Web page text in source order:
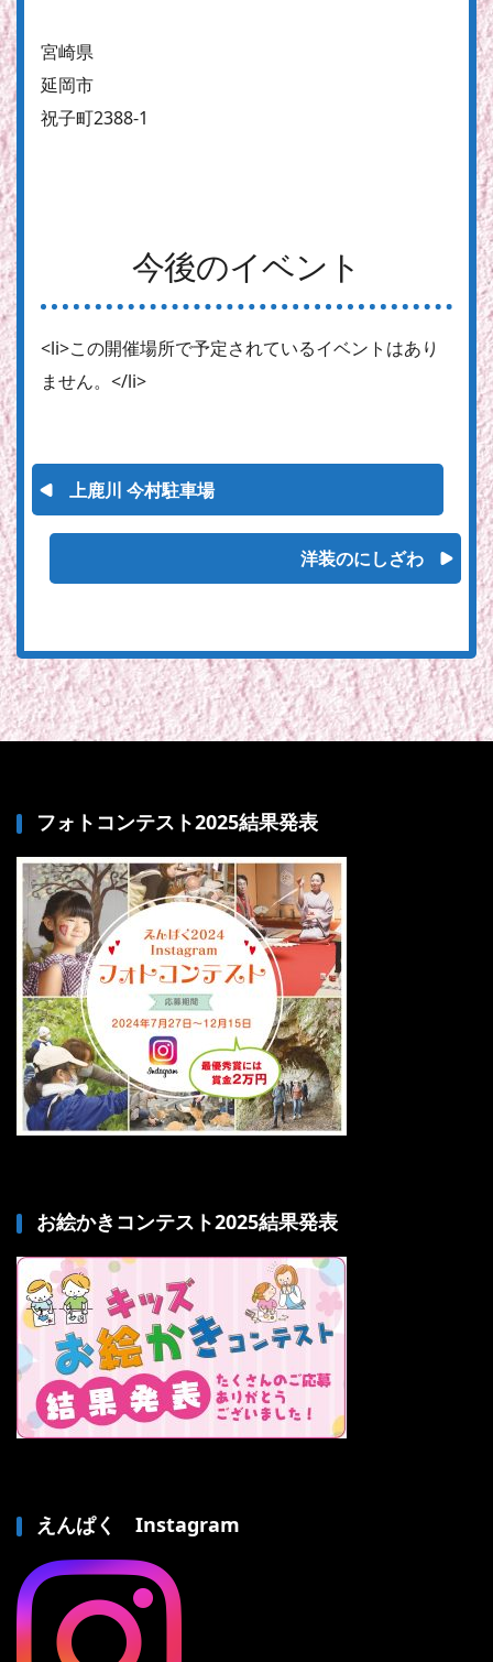
宮崎県
延岡市
祝子町2388-1
今後のイベント
<li>この開催場所で予定されているイベントはあり
ません。</li>
上鹿川 今村駐車場
洋装のにしざわ
フォトコンテスト2025結果発表
お絵かきコンテスト2025結果発表
えんぱく Instagram